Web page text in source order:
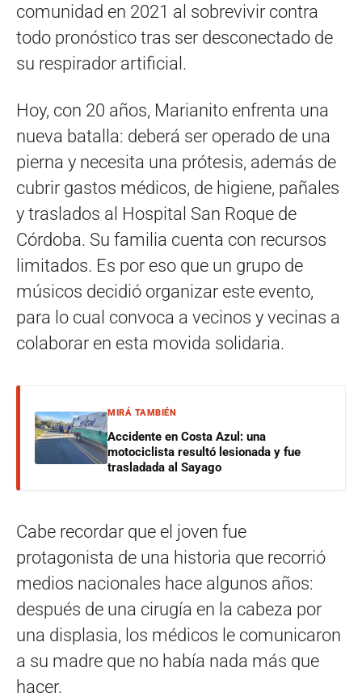
comunidad en 2021 al sobrevivir contra
todo pronóstico tras ser desconectado de
su respirador artificial.
Hoy, con 20 años, Marianito enfrenta una
nueva batalla: deberá ser operado de una
pierna y necesita una prótesis, además de
cubrir gastos médicos, de higiene, pañales
y traslados al Hospital San Roque de
Córdoba. Su familia cuenta con recursos
limitados. Es por eso que un grupo de
músicos decidió organizar este evento,
para lo cual convoca a vecinos y vecinas a
colaborar en esta movida solidaria.
MIRÁ TAMBIÉN
Accidente en Costa Azul: una
motociclista resultó lesionada y fue
trasladada al Sayago
Cabe recordar que el joven fue
protagonista de una historia que recorrió
medios nacionales hace algunos años:
después de una cirugía en la cabeza por
una displasia, los médicos le comunicaron
a su madre que no había nada más que
hacer.